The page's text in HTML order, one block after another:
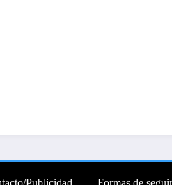
Fallo del XLII
Mazarrón de
Javi